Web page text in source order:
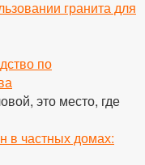
по
это место, где